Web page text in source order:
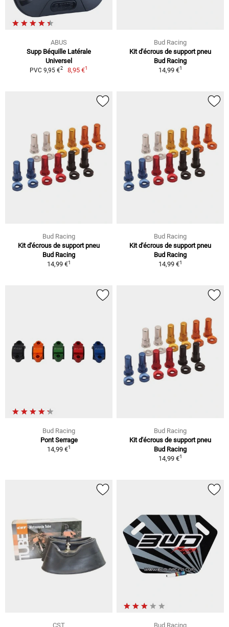
ABUS
Supp Béquille Latérale
Universel
PVC 9,95 €2 8,95 €1
Bud Racing
Kit d'écrous de support pneu
Bud Racing
14,99 €1
Bud Racing
Kit d'écrous de support pneu
Bud Racing
14,99 €1
Bud Racing
Kit d'écrous de support pneu
Bud Racing
14,99 €1
Bud Racing
Pont Serrage
14,99 €1
Bud Racing
Kit d'écrous de support pneu
Bud Racing
14,99 €1
CST Bud Racing